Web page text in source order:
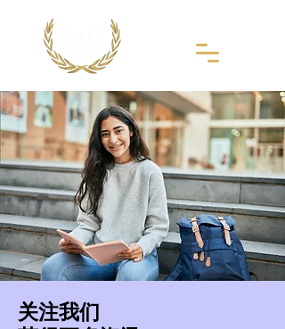
​关注我们